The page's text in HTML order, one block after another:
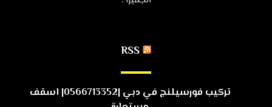
RSS
تركيب فورسيلنج في دبي |0566713352| اسقف